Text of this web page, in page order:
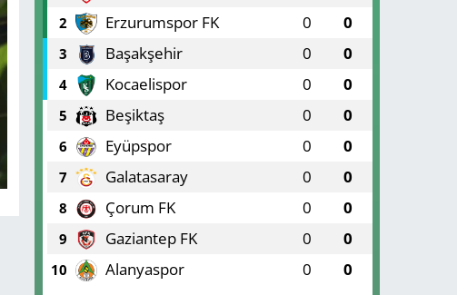
2 Erzurumspor FK 0 0
3 Başakşehir 0 0
4 Kocaelispor 0 0
5 Beşiktaş 0 0
6 Eyüpspor 0 0
7 Galatasaray 0 0
8 Çorum FK 0 0
9 Gaziantep FK 0 0
10 Alanyaspor 0 0